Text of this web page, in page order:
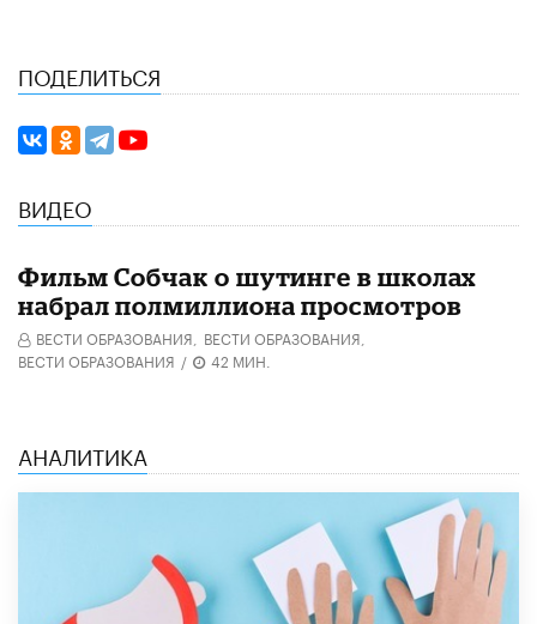
ПОДЕЛИТЬСЯ
ВИДЕО
Фильм Собчак о шутинге в школах
набрал полмиллиона просмотров
ВЕСТИ ОБРАЗОВАНИЯ, ВЕСТИ ОБРАЗОВАНИЯ,
ВЕСТИ ОБРАЗОВАНИЯ / 42 МИН.
АНАЛИТИКА